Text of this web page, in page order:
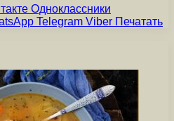
Одноклассники
Telegram Viber Печатать